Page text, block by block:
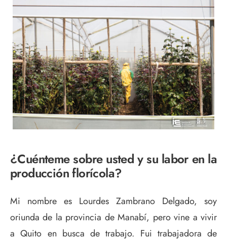
¿Cuénteme sobre usted y su labor en la
producción florícola?
Mi nombre es Lourdes Zambrano Delgado, soy
oriunda de la provincia de Manabí, pero vine a vivir
a Quito en busca de trabajo. Fui trabajadora de